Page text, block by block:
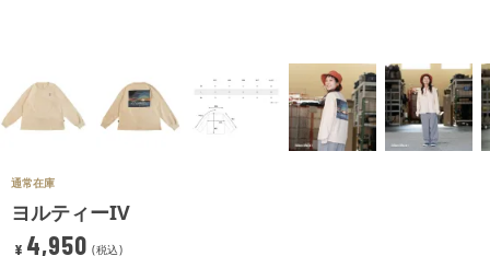
通常在庫
ヨルティーIV
¥ 4,950 税込